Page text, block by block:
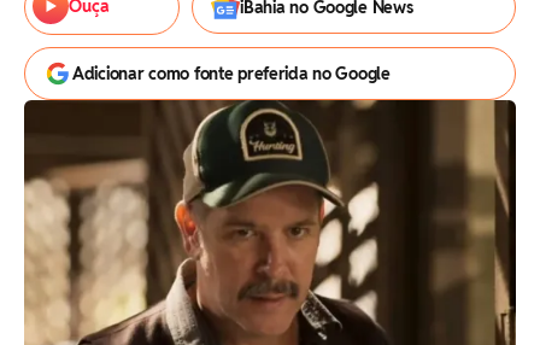
Ouça iBahia no Google News
Adicionar como fonte preferida no Google